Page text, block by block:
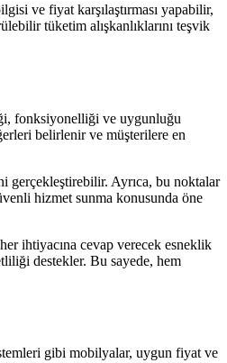
ve fiyat karşılaştırması yapabilir,
tüketim alışkanlıklarını teşvik
fonksiyonelliği ve uygunluğu
belirlenir ve müşterilere en
gerçekleştirebilir. Ayrıca, bu noktalar
hizmet sunma konusunda öne
ihtiyacına cevap verecek esneklik
destekler. Bu sayede, hem
gibi mobilyalar, uygun fiyat ve